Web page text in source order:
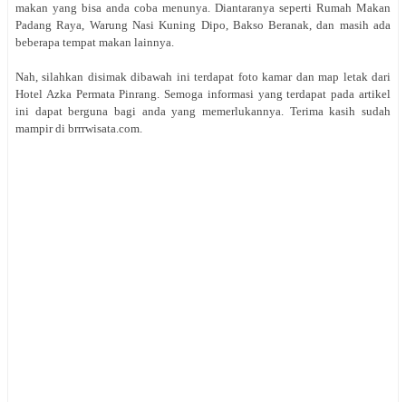
makan yang bisa anda coba menunya. Diantaranya seperti Rumah Makan
Padang Raya, Warung Nasi Kuning Dipo, Bakso Beranak, dan masih ada
beberapa tempat makan lainnya.
Nah, silahkan disimak dibawah ini terdapat foto kamar dan map letak dari
Hotel Azka Permata Pinrang. Semoga informasi yang terdapat pada artikel
ini dapat berguna bagi anda yang memerlukannya. Terima kasih sudah
mampir di brrrwisata.com.